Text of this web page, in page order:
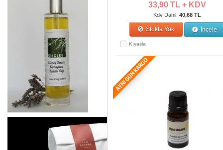
33,90 TL + KDV
Kdv Dahil: 40,68 TL
Stokta Yok İncele
Kıyasla